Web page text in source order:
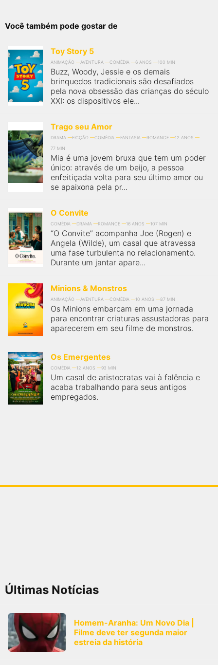
Você também pode gostar de
Toy Story 5
ANIMAÇÃO AVENTURA COMÉDIA 6 ANOS 100 MIN
Buzz, Woody, Jessie e os demais
brinquedos tradicionais são desafiados
pela nova obsessão das crianças do século
XXI: os dispositivos ele...
Trago seu Amor
DRAMA FICÇÃO COMÉDIA FANTASIA ROMANCE
12 ANOS
77 MIN
Mia é uma jovem bruxa que tem um poder
único: através de um beijo, a pessoa
enfeitiçada volta para seu último amor ou
se apaixona pela pr...
O Convite
COMÉDIA DRAMA ROMANCE 16 ANOS 107 MIN
“O Convite” acompanha Joe (Rogen) e
Angela (Wilde), um casal que atravessa
uma fase turbulenta no relacionamento.
Durante um jantar apare...
Minions & Monstros
ANIMAÇÃO AVENTURA COMÉDIA 10 ANOS 87 MIN
Os Minions embarcam em uma jornada
para encontrar criaturas assustadoras para
aparecerem em seu filme de monstros.
Os Emergentes
COMÉDIA 12 ANOS 93 MIN
Um casal de aristocratas vai à falência e
acaba trabalhando para seus antigos
empregados.
Últimas Notícias
Homem-Aranha: Um Novo Dia |
Filme deve ter segunda maior
estreia da história